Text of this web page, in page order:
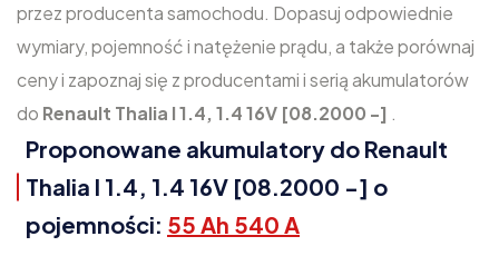
przez producenta samochodu. Dopasuj odpowiednie
wymiary, pojemność i natężenie prądu, a także porównaj
ceny i zapoznaj się z producentami i serią akumulatorów
do Renault Thalia I 1.4, 1.4 16V [08.2000 -] .
Proponowane akumulatory do Renault
Thalia I 1.4, 1.4 16V [08.2000 -] o
pojemności: 55 Ah 540 A